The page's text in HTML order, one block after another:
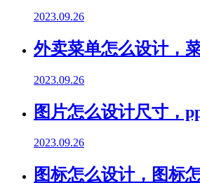
2023.09.26
外卖菜单怎么设计，
2023.09.26
图片怎么设计尺寸，
2023.09.26
图标怎么设计，图标